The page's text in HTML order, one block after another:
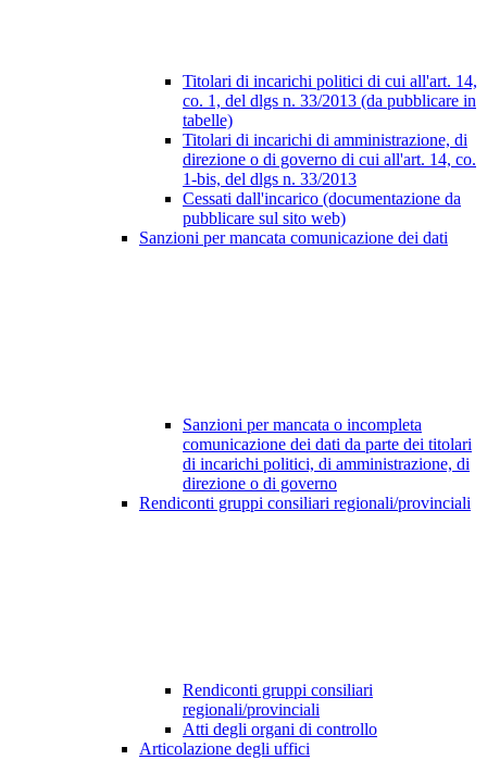
Titolari di incarichi politici di cui all'art. 14,
co. 1, del dlgs n. 33/2013 (da pubblicare in
tabelle)
Titolari di incarichi di amministrazione, di
direzione o di governo di cui all'art. 14, co.
1-bis, del dlgs n. 33/2013
Cessati dall'incarico (documentazione da
pubblicare sul sito web)
Sanzioni per mancata comunicazione dei dati
Sanzioni per mancata o incompleta
comunicazione dei dati da parte dei titolari
di incarichi politici, di amministrazione, di
direzione o di governo
Rendiconti gruppi consiliari regionali/provinciali
Rendiconti gruppi consiliari
regionali/provinciali
Atti degli organi di controllo
Articolazione degli uffici